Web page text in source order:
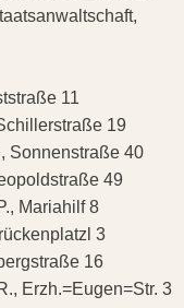
11
19
Sonnenstraße 40
49
Mariahilf 8
3
16
Erzh.=Eugen=Str. 3